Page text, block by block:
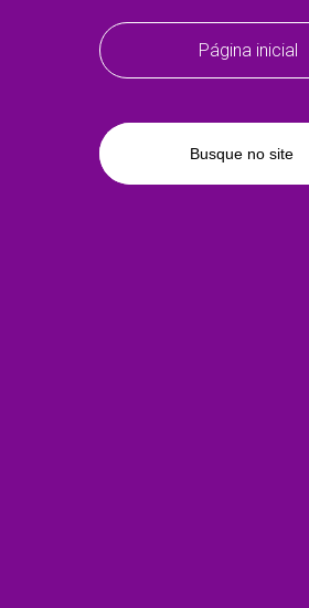
Página inicial